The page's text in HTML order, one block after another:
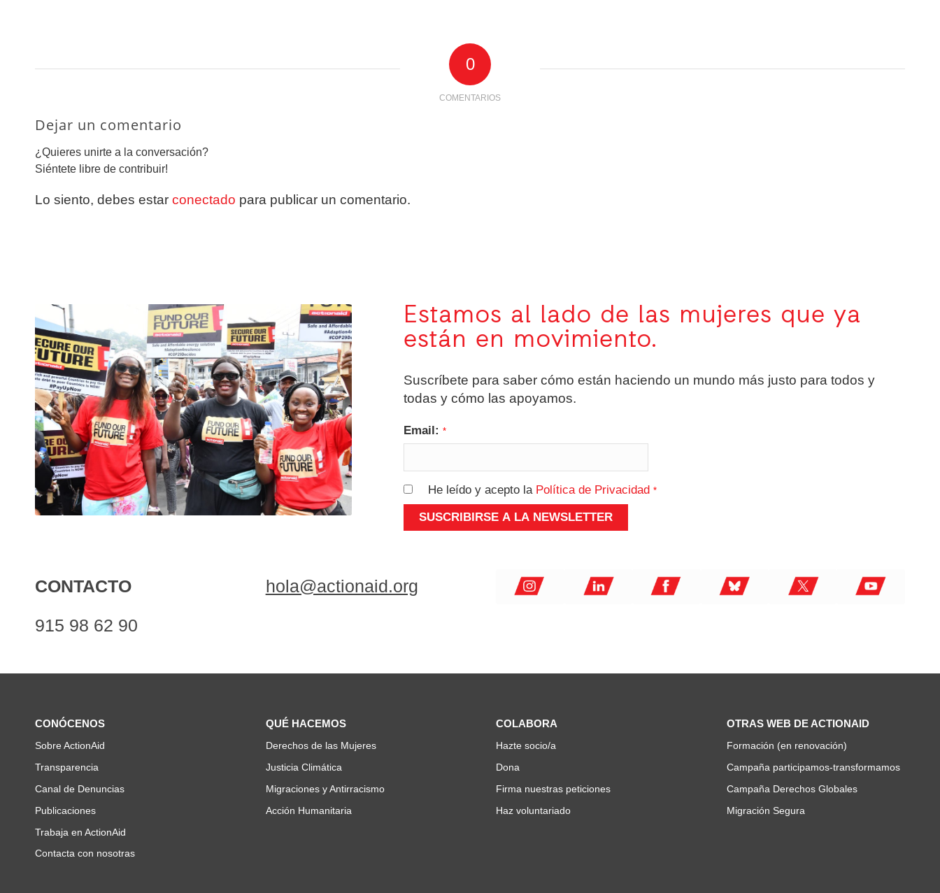
0
COMENTARIOS
Dejar un comentario
¿Quieres unirte a la conversación?
Siéntete libre de contribuir!
Lo siento, debes estar conectado para publicar un comentario.
Estamos al lado de las mujeres que ya
están en movimiento.
Suscríbete para saber cómo están haciendo un mundo más justo para todos y
todas y cómo las apoyamos.
Email:*
He leído y acepto la Política de Privacidad *
CONTACTO
915 98 62 90
hola@actionaid.org
CONÓCENOS
Sobre ActionAid
Transparencia
Canal de Denuncias
Publicaciones
Trabaja en ActionAid
Contacta con nosotras
QUÉ HACEMOS
Derechos de las Mujeres
Justicia Climática
Migraciones y Antirracismo
Acción Humanitaria
COLABORA
Hazte socio/a
Dona
Firma nuestras peticiones
Haz voluntariado
OTRAS WEB DE ACTIONAID
Formación (en renovación)
Campaña participamos-transformamos
Campaña Derechos Globales
Migración Segura